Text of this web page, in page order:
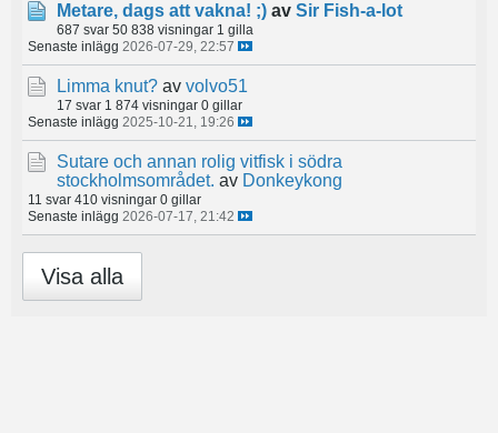
Metare, dags att vakna! ;) av Sir Fish-a-lot
687 svar 50 838 visningar 1 gilla
Senaste inlägg 2026-07-29, 22:57
Limma knut? av volvo51
17 svar 1 874 visningar 0 gillar
Senaste inlägg 2025-10-21, 19:26
Sutare och annan rolig vitfisk i södra
stockholmsområdet. av Donkeykong
11 svar 410 visningar 0 gillar
Senaste inlägg 2026-07-17, 21:42
Visa alla